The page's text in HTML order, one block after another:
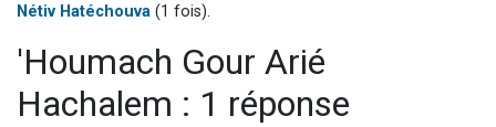
Nétiv Hatéchouva (1 fois).
'Houmach Gour Arié
Hachalem : 1 réponse